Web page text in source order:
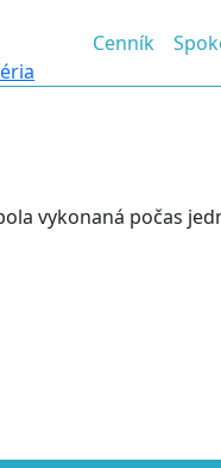
Cenník
vykonaná počas